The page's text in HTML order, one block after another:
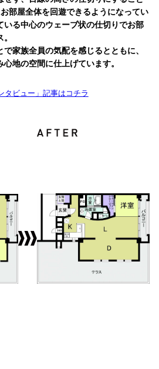
部屋全体を回遊できるようになってい
いる中心のウェーブ状の仕切りでお部
家族全員の気配を感じるとともに、
地の空間に仕上げています。
タビュー」記事はコチラ